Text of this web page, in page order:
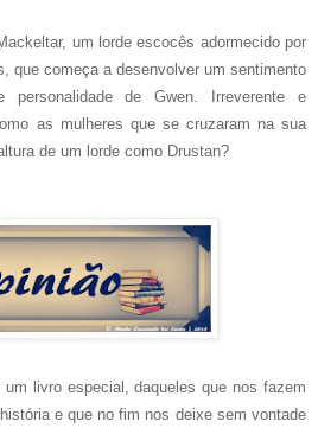
um lorde escocês adormecido por
que começa a desenvolver um sentimento
personalidade de Gwen. Irreverente e
as mulheres que se cruzaram na sua
de um lorde como Drustan?
livro especial, daqueles que nos fazem
e que no fim nos deixe sem vontade